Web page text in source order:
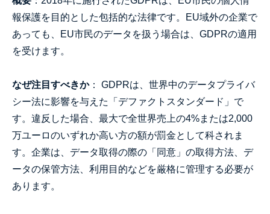
報保護を目的とした包括的な法律です。EU域外の企業で
あっても、EU市民のデータを扱う場合は、GDPRの適用
を受けます。
なぜ注目すべきか： GDPRは、世界中のデータプライバ
シー法に影響を与えた「デファクトスタンダード」で
す。違反した場合、最大で全世界売上の4%または2,000
万ユーロのいずれか高い方の額が罰金として科されま
す。企業は、データ取得の際の「同意」の取得方法、デ
ータの保管方法、利用目的などを厳格に管理する必要が
あります。